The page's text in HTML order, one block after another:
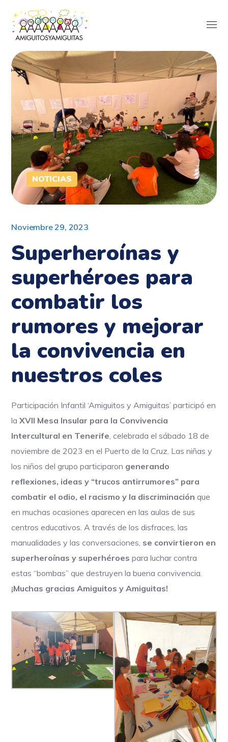
NOTICIAS
Noviembre 29, 2023
Superheroínas y
superhéroes para
combatir los
rumores y mejorar
la convivencia en
nuestros coles
Participación Infantil ‘Amiguitos y Amiguitas’ participó en
laXVII Mesa Insular para la Convivencia
Intercultural en Tenerife, celebrada el sábado 18 de
noviembre de 2023 en el Puerto de la Cruz. Las niñas y
los niños del grupo participaron generando
reflexiones, ideas y “trucos antirrumores” para
combatir el odio, el racismo y la discriminación que
en muchas ocasiones aparecen en las aulas de sus
centros educativos. A través de los disfraces, las
manualidades y las conversaciones, se convirtieron en
superheroínas y superhéroes para luchar contra
estas “bombas” que destruyen la buena convivencia.
¡Muchas gracias Amiguitos y Amiguitas!